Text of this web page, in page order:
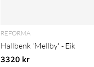
REFORMA
Hallbenk 'Mellby' - Eik
3320 kr